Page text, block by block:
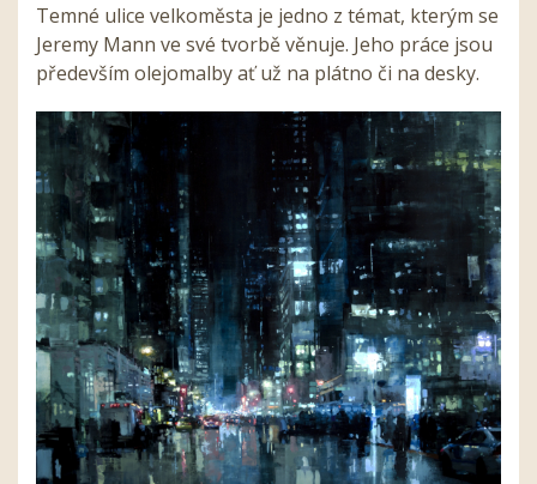
Temné ulice velkoměsta je jedno z témat, kterým se
Jeremy Mann ve své tvorbě věnuje. Jeho práce jsou
především olejomalby ať už na plátno či na desky.